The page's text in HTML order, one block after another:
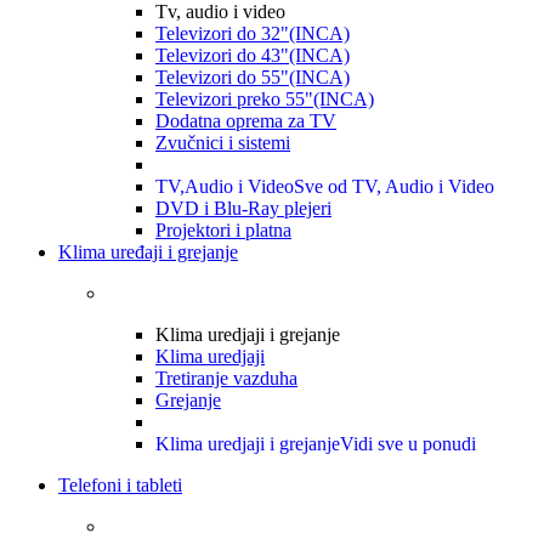
Tv, audio i video
Televizori do 32"(INCA)
Televizori do 43"(INCA)
Televizori do 55"(INCA)
Televizori preko 55"(INCA)
Dodatna oprema za TV
Zvučnici i sistemi
TV,Audio i VideoSve od TV, Audio i Video
DVD i Blu-Ray plejeri
Projektori i platna
Klima uređaji i grejanje
Klima uredjaji i grejanje
Klima uredjaji
Tretiranje vazduha
Grejanje
Klima uredjaji i grejanjeVidi sve u ponudi
Telefoni i tableti